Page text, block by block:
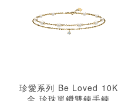
珍愛系列 Be Loved 10K
金 珍珠單鑽雙鍊手鍊